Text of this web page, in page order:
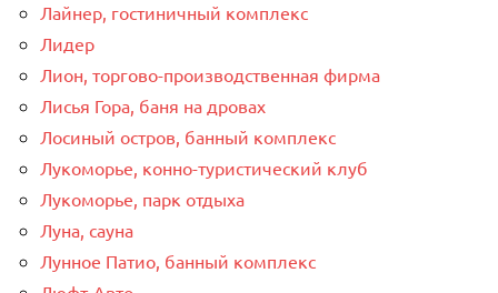
Лайнер, гостиничный комплекс
Лидер
Лион, торгово-производственная фирма
Лисья Гора, баня на дровах
Лосиный остров, банный комплекс
Лукоморье, конно-туристический клуб
Лукоморье, парк отдыха
Луна, сауна
Лунное Патио, банный комплекс